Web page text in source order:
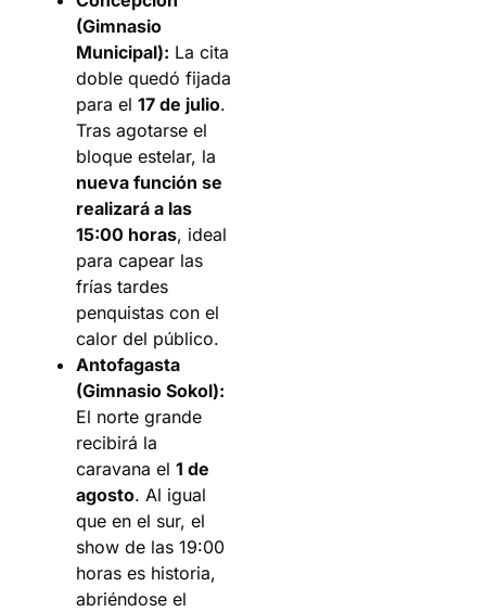
(Gimnasio
Municipal): La cita
doble quedó fijada
para el 17 de julio.
Tras agotarse el
bloque estelar, la
nueva función se
realizará a las
15:00 horas, ideal
para capear las
frías tardes
penquistas con el
calor del público.
Antofagasta
(Gimnasio Sokol):
El norte grande
recibirá la
caravana el 1 de
agosto. Al igual
que en el sur, el
show de las 19:00
horas es historia,
abriéndose el